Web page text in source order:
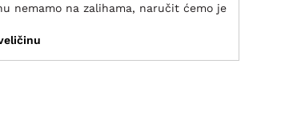
nemamo na zalihama, naručit ćemo je